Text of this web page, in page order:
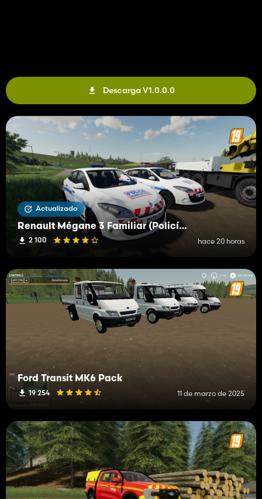
Descarga V1.0.0.0
Actualizado
Renault Mégane 3 Familiar (Policía Municipal)
2 100 hace 20 horas
Ford Transit MK6 Pack
19 254 11 de marzo de 2025